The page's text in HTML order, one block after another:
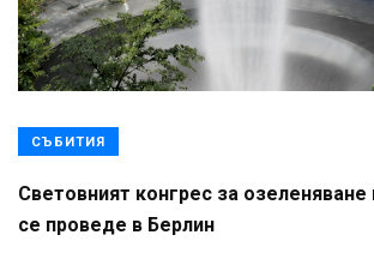
СЪБИТИЯ
Световният конгрес за
се проведе в Берлин